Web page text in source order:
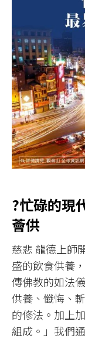
?忙碌的
薈供
慈悲 龍德上師
盛的飲食供養
傳佛教的如法
供養、懺悔、
的修法。加上
組成。」我們